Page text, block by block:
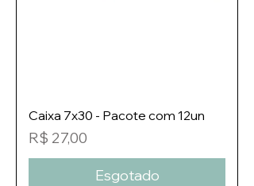
Caixa 7x30 - Pacote com 12un
Preço
R$ 27,00
Esgotado